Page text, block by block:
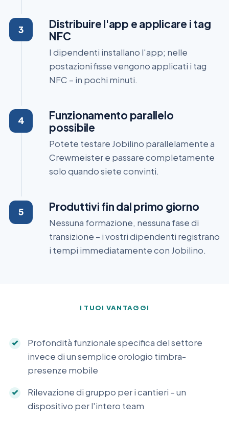
Distribuire l'app e applicare i tag
NFC
I dipendenti installano l'app; nelle
postazioni fisse vengono applicati i tag
NFC – in pochi minuti.
Funzionamento parallelo
possibile
Potete testare Jobilino parallelamente a
Crewmeister e passare completamente
solo quando siete convinti.
Produttivi fin dal primo giorno
Nessuna formazione, nessuna fase di
transizione – i vostri dipendenti registrano
i tempi immediatamente con Jobilino.
I TUOI VANTAGGI
Profondità funzionale specifica del settore
invece di un semplice orologio timbra-
presenze mobile
Rilevazione di gruppo per i cantieri – un
dispositivo per l'intero team